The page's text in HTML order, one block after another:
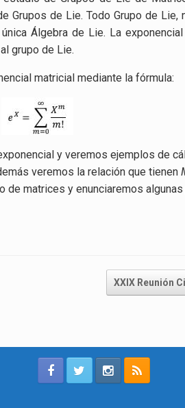
Grupos de Lie. Todo Grupo de Lie,
Álgebra de Lie. La
grupo de Lie.
matricial mediante la fórmula:
y veremos ejemplos de
veremos la relación que tienen
de matrices y enunciaremos
XXIX Reunión